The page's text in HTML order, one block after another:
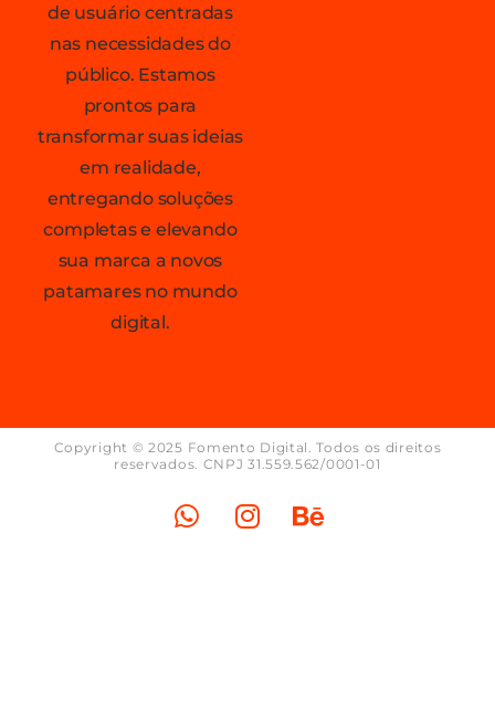
de usuário centradas
nas necessidades do
público. Estamos
prontos para
transformar suas ideias
em realidade,
entregando soluções
completas e elevando
sua marca a novos
patamares no mundo
digital.
Copyright © 2025 Fomento Digital. Todos os direitos
reservados. CNPJ 31.559.562/0001-01